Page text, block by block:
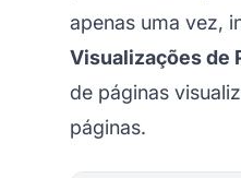
apenas uma vez,
Visualizações de
de páginas
páginas.